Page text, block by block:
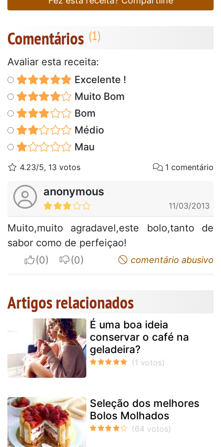
Comentários
Avaliar esta receita:
Excelente !
Muito Bom
Bom
Médio
Mau
4.23/5, 13 votos 1 comentário
anonymous
11/03/2013
Muito,muito agradavel,este bolo,tanto de
sabor como de perfeiçao!
I apreciateI do not appreciatecomentário abusivo
Artigos relacionados
É uma boa ideia
conservar o café na
geladeira?
Seleção dos melhores
Bolos Molhados